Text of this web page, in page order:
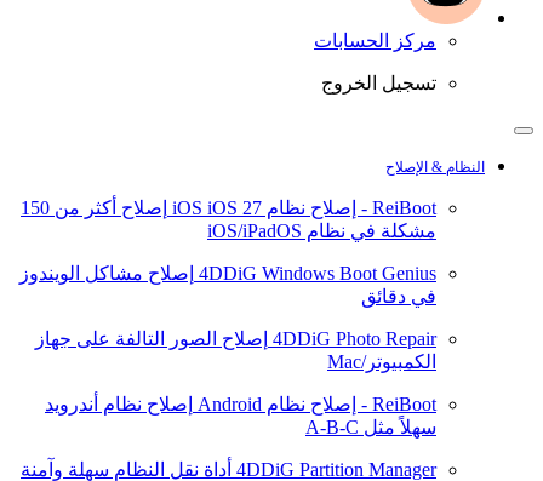
مركز الحسابات
تسجيل الخروج
النظام & الإصلاح
ReiBoot - إصلاح نظام iOS iOS 27
إصلاح أكثر من 150
مشكلة في نظام iOS/iPadOS
4DDiG Windows Boot Genius إصلاح مشاكل الويندوز
في دقائق
4DDiG Photo Repair إصلاح الصور التالفة على جهاز
الكمبيوتر/Mac
ReiBoot - إصلاح نظام Android
إصلاح نظام أندرويد
سهلاً مثل A-B-C
4DDiG Partition Manager أداة نقل النظام سهلة وآمنة